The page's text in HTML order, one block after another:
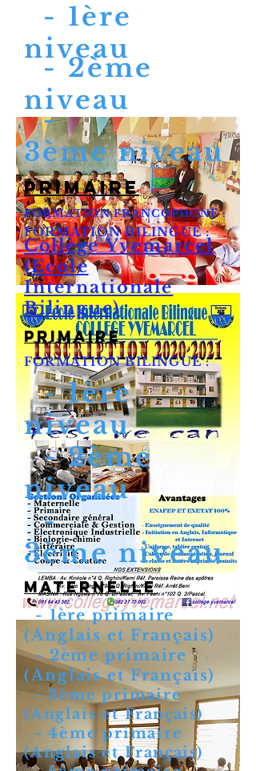
- 1ère
niveau
- 2ème
niveau
-
3ème niveau
primaire
FORMATION FRANCOPHONE :
CollègeYvemarcel
(Ecole
Internationale
Bilingue)
FORMATION BILINGUE :
primaire
FORMATION BILINGUE :
- 1ère
niveau
- 2ème
niveau
-
3ème niveau
maternelle
- 1ère primaire
(Anglais et Français)
- 2ème primaire
(Anglais etFrançais)
- 3ème primaire
(Anglais etFrançais)
- 4ème primaire
(Anglais etFrançais)